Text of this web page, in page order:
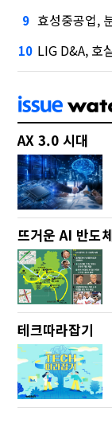
9 효성중공업,
10 LIG D&A, 호
AX 3.0 시대
뜨거운 AI 반도
테크따라잡기